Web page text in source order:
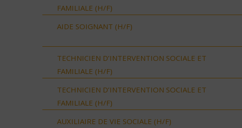
FAMILIALE (H/F)
AIDE SOIGNANT (H/F)
TECHNICIEN D’INTERVENTION SOCIALE ET
FAMILIALE (H/F)
TECHNICIEN D’INTERVENTION SOCIALE ET
FAMILIALE (H/F)
AUXILIAIRE DE VIE SOCIALE (H/F)